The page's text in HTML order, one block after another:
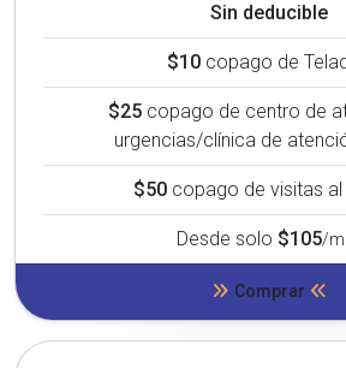
Sin deducible
$10copago de
$25copago de centro de
urgencias/clínica de
$50 copago de visitas
Desde solo $105/
Comprar